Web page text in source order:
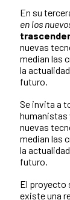
En su
en los
nuevas
median las
la
futuro.
Se invita a
humanistas
nuevas
median las
la
futuro.
El proyecto
existe una